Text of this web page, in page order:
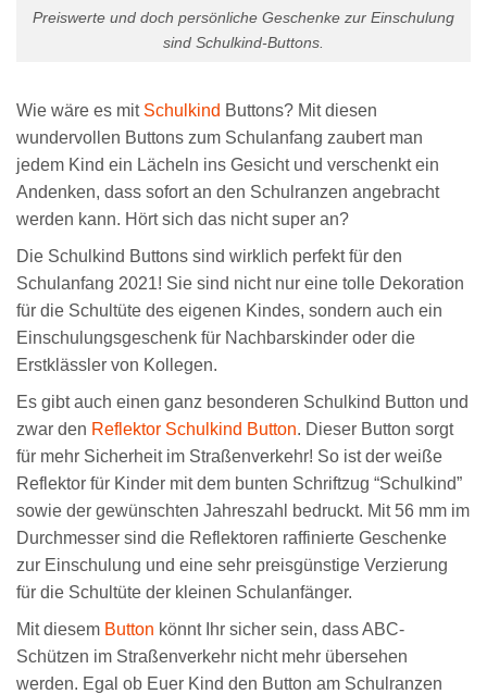
Preiswerte und doch persönliche Geschenke zur Einschulung
sind Schulkind-Buttons.
Wie wäre es mit Schulkind Buttons? Mit diesen
wundervollen Buttons zum Schulanfang zaubert man
jedem Kind ein Lächeln ins Gesicht und verschenkt ein
Andenken, dass sofort an den Schulranzen angebracht
werden kann. Hört sich das nicht super an?
Die Schulkind Buttons sind wirklich perfekt für den
Schulanfang 2021! Sie sind nicht nur eine tolle Dekoration
für die Schultüte des eigenen Kindes, sondern auch ein
Einschulungsgeschenk für Nachbarskinder oder die
Erstklässler von Kollegen.
Es gibt auch einen ganz besonderen Schulkind Button und
zwar den Reflektor Schulkind Button. Dieser Button sorgt
für mehr Sicherheit im Straßenverkehr! So ist der weiße
Reflektor für Kinder mit dem bunten Schriftzug “Schulkind”
sowie der gewünschten Jahreszahl bedruckt. Mit 56 mm im
Durchmesser sind die Reflektoren raffinierte Geschenke
zur Einschulung und eine sehr preisgünstige Verzierung
für die Schultüte der kleinen Schulanfänger.
Mit diesem Button könnt Ihr sicher sein, dass ABC-
Schützen im Straßenverkehr nicht mehr übersehen
werden. Egal ob Euer Kind den Button am Schulranzen